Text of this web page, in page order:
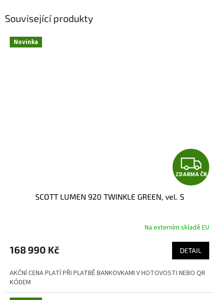
Související produkty
Novinka
Z
D
R
M
A
ZDARMA ČR
SCOTT LUMEN 920 TWINKLE GREEN, vel. S
Na externím skladě EU
168 990 Kč DETAIL
AKČNÍ CENA PLATÍ PŘI PLATBĚ BANKOVKAMI V HOTOVOSTI NEBO QR
KÓDEM